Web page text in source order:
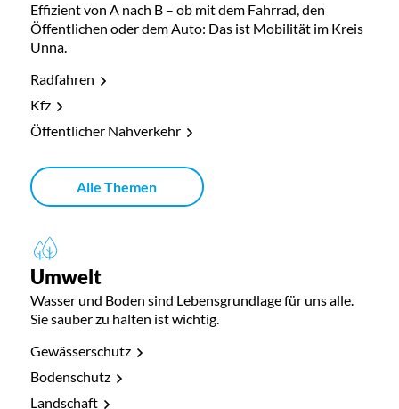
Effizient von A nach B – ob mit dem Fahrrad, den
Öffentlichen oder dem Auto: Das ist Mobilität im Kreis
Unna.
Radfahren
Kfz
Öffentlicher Nahverkehr
Alle Themen
Umwelt
Wasser und Boden sind Lebensgrundlage für uns alle.
Sie sauber zu halten ist wichtig.
Gewässerschutz
Bodenschutz
Landschaft